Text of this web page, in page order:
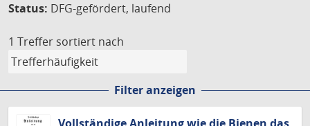
Status: DFG-gefördert, laufend
1 Treffer sortiert nach
Filter anzeigen